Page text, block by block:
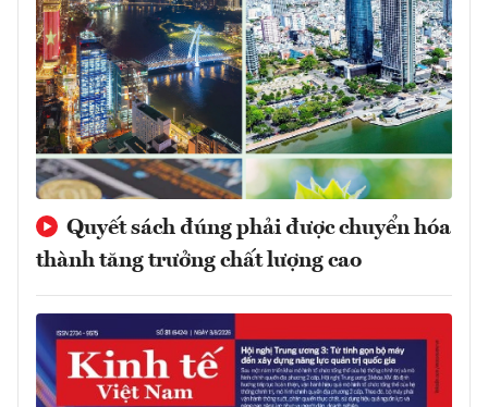
Quyết sách đúng phải được chuyển hóa
thành tăng trưởng chất lượng cao